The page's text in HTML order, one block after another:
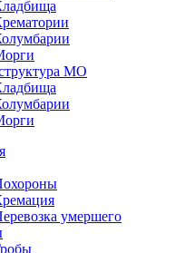
МО
умершего